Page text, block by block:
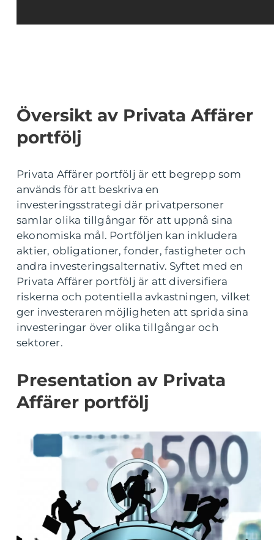
Översikt av Privata Affärer
portfölj
Privata Affärer portfölj är ett begrepp som
används för att beskriva en
investeringsstrategi där privatpersoner
samlar olika tillgångar för att uppnå sina
ekonomiska mål. Portföljen kan inkludera
aktier, obligationer, fonder, fastigheter och
andra investeringsalternativ. Syftet med en
Privata Affärer portfölj är att diversifiera
riskerna och potentiella avkastningen, vilket
ger investeraren möjligheten att sprida sina
investeringar över olika tillgångar och
sektorer.
Presentation av Privata
Affärer portfölj